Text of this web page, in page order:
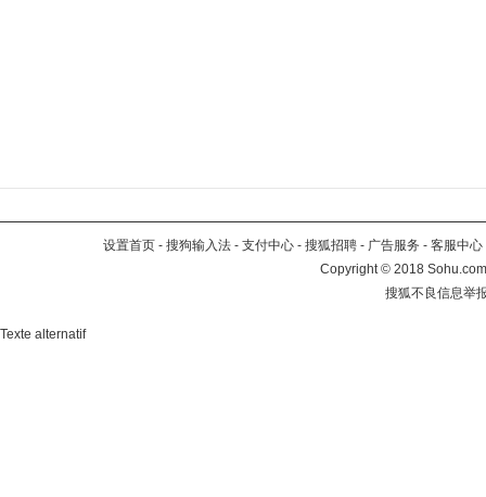
设置首页 - 搜狗输入法 - 支付中心 - 搜狐招聘 - 广告服务 - 客服中心
Copyright©2018
搜狐不良信息举
Texte alternatif